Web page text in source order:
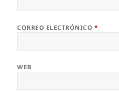
CORREO ELECTRÓNICO *
WEB